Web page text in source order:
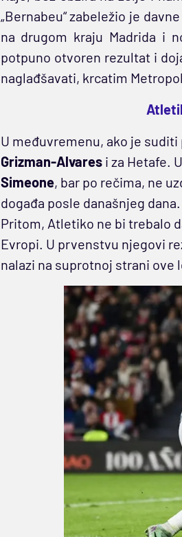
„Bernabeu“ zabeležio je
na drugom kraju Madrida i
potpuno otvoren rezultat i
naglađšavati, krcatim
U međuvremenu, ako je
Grizman-Alvaresi za Hetafe.
Simeone, bar po rečima, ne
događa posle današnjeg
Pritom, Atletiko ne bi trebalo
Evropi. U prvenstvu njegovi
nalazi na suprotnoj strani ove